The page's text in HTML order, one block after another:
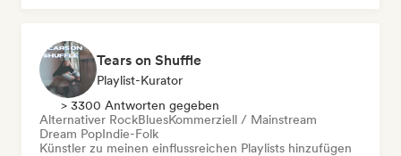
Tears on Shuffle
Playlist-Kurator
> 3300 Antworten gegeben
Alternativer RockBluesKommerziell / Mainstream
Dream PopIndie-Folk
Künstler zu meinen einflussreichen Playlists hinzufügen